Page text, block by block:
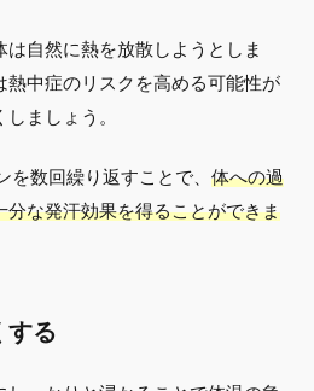
は自然に熱を放散しようとしま
中症のリスクを高める可能性が
ましょう。
数回繰り返すことで、 体への過
な発汗効果を得ることができま
する